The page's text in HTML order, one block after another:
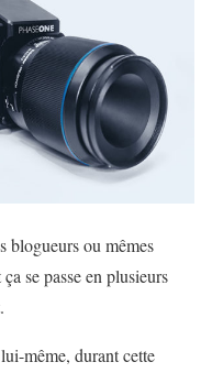
blogueurs ou mêmes
se passe en plusieurs
même, durant cette